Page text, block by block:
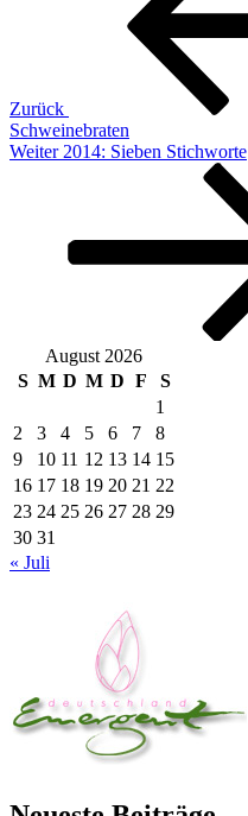
Zurück
Schweinebraten
Nächster
Weiter 2014: Sieben Stichworte
August 2026
S M D M D F
S
1
2
3 4 5 6 7
8
9
10 11 12 13 14 15
16 17 18 19 20 21 22
23 24 25 26 27 28 29
30 31
« Juli